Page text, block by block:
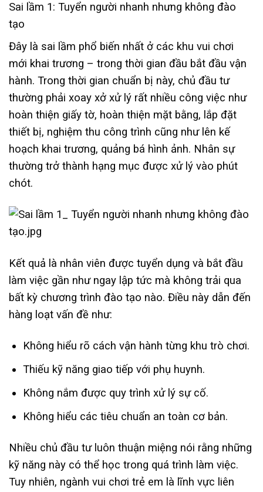
Sai lầm 1: Tuyển người nhanh nhưng không đào
tạo
Đây là sai lầm phổ biến nhất ở các khu vui chơi
mới khai trương – trong thời gian đầu bắt đầu vận
hành. Trong thời gian chuẩn bị này, chủ đầu tư
thường phải xoay xở xử lý rất nhiều công việc như
hoàn thiện giấy tờ, hoàn thiện mặt bằng, lắp đặt
thiết bị, nghiệm thu công trình cũng như lên kế
hoạch khai trương, quảng bá hình ảnh. Nhân sự
thường trở thành hạng mục được xử lý vào phút
chót.
Kết quả là nhân viên được tuyển dụng và bắt đầu
làm việc gần như ngay lập tức mà không trải qua
bất kỳ chương trình đào tạo nào. Điều này dẫn đến
hàng loạt vấn đề như:
Không hiểu rõ cách vận hành từng khu trò chơi.
Thiếu kỹ năng giao tiếp với phụ huynh.
Không nắm được quy trình xử lý sự cố.
Không hiểu các tiêu chuẩn an toàn cơ bản.
Nhiều chủ đầu tư luôn thuận miệng nói rằng những
kỹ năng này có thể học trong quá trình làm việc.
Tuy nhiên, ngành vui chơi trẻ em là lĩnh vực liên